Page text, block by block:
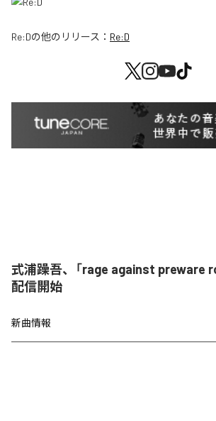
Re:Dの他のリリース： Re:D
式浦躁吾、「rage against preware
配信開始
新曲情報